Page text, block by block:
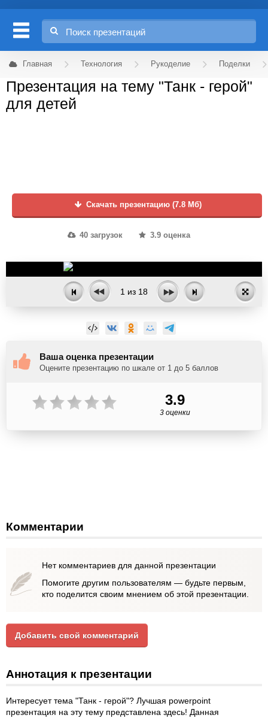
Главная Технология Рукоделие Поделки
Презентация на тему "Танк - герой"
для детей
Скачать презентацию (7.8 Мб)
40 загрузок 3.9 оценка
1 из 18
Ваша оценка презентации
Оцените презентацию по шкале от 1 до 5 баллов
3.9
3 оценки
Комментарии
Нет комментариев для данной презентации
Помогите другим пользователям — будьте первым,
кто поделится своим мнением об этой презентации.
Добавить свой комментарий
Аннотация к презентации
Интересует тема "Танк - герой"? Лучшая powerpoint
презентация на эту тему представлена здесь! Данная